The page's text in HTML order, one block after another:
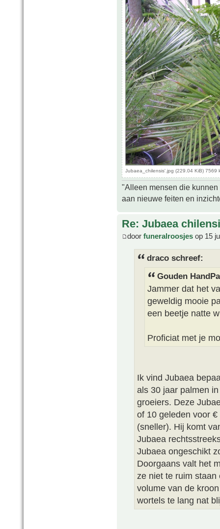
Jubaea_chilensis'.jpg (229.04 KiB) 7569
"Alleen mensen die
aan nieuwe feiten en
Re: Jubaea
door funeralroosjes op 15
draco schreef:
Gouden
Jammer dat het
geweldig mooie
een beetje natte
Proficiat met je
Ik vind Jubaea
als 30 jaar palmen
groeiers. Deze
of 10 geleden voor
(sneller). Hij komt
Jubaea
Jubaea ongeschikt
Doorgaans valt het
ze niet te ruim
volume van de
wortels te lang nat